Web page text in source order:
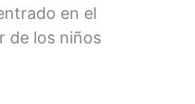
en el
de los niños